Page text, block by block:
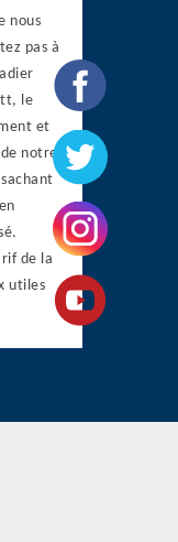
nous
pas à
le
et
notre
de la
utiles